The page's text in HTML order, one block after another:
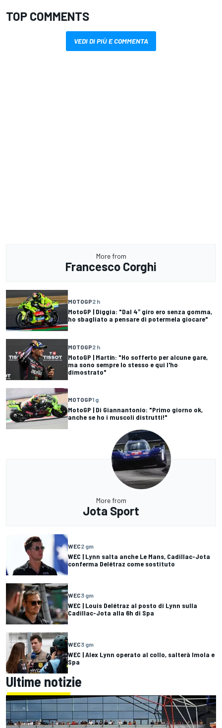
TOP COMMENTS
VEDI DI PIÙ E COMMENTA
More from
Francesco Corghi
MOTOGP2 h
MotoGP | Diggia: "Dal 4° giro ero senza gomma,
ho sbagliato a pensare di potermela giocare"
MOTOGP2 h
MotoGP | Martín: "Ho sofferto per alcune gare,
ma sono sempre lo stesso e qui l'ho
dimostrato"
MOTOGP1 g
MotoGP | Di Giannantonio: "Primo giorno ok,
anche se ho i muscoli distrutti!"
More from
Jota Sport
WEC2 gm
WEC | Lynn salta anche Le Mans, Cadillac-Jota
conferma Delétraz come sostituto
WEC3 gm
WEC | Louis Delétraz al posto di Lynn sulla
Cadillac-Jota alla 6h di Spa
WEC3 gm
WEC | Alex Lynn operato al collo, salterà Imola e
Spa
Ultime notizie